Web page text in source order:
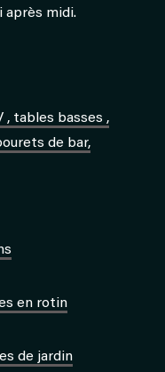
après midi.
, tables basses ,
de bar,
en rotin
de jardin